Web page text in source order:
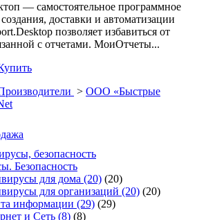
— самостоятельное программное
доставки и автоматизации
позволяет избавиться от
с отчетами. МоиОтчеты...
> ООО «Быстрые
безопасность
Безопасность
для дома (20) (20)
для организаций (20) (20)
информации (29) (29)
и Сеть (8) (8)